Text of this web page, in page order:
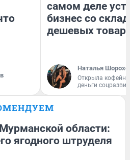
самом деле
бизнес со
дешевых
Наталья
Открыла
деньги
области:
ягодного штруделя